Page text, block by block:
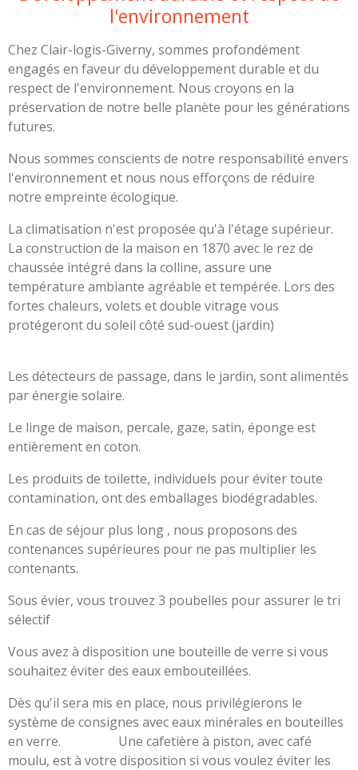
l'environnement
Chez Clair-logis-Giverny, sommes profondément
engagés en faveur du développement durable et du
respect de l'environnement. Nous croyons en la
préservation de notre belle planète pour les générations
futures.
Nous sommes conscients de notre responsabilité envers
l'environnement et nous nous efforçons de réduire
notre empreinte écologique.
La climatisation n'est proposée qu'à l'étage supérieur.
La construction de la maison en 1870 avec le rez de
chaussée intégré dans la colline, assure une
température ambiante agréable et tempérée. Lors des
fortes chaleurs, volets et double vitrage vous
protégeront du soleil côté sud-ouest (jardin)
Les détecteurs de passage, dans le jardin, sont alimentés
par énergie solaire.
Le linge de maison, percale, gaze, satin, éponge est
entièrement en coton.
Les produits de toilette, individuels pour éviter toute
contamination, ont des emballages biodégradables.
En cas de séjour plus long , nous proposons des
contenances supérieures pour ne pas multiplier les
contenants.
Sous évier, vous trouvez 3 poubelles pour assurer le tri
sélectif
Vous avez à disposition une bouteille de verre si vous
souhaitez éviter des eaux embouteillées.
Dès qu'il sera mis en place, nous privilégierons le
système de consignes avec eaux minérales en bouteilles
en verre. Une cafetière à piston, avec café
moulu, est à votre disposition si vous voulez éviter les